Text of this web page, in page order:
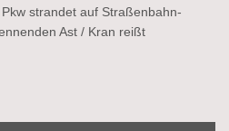
strandet auf Straßenbahn-
Ast / Kran reißt